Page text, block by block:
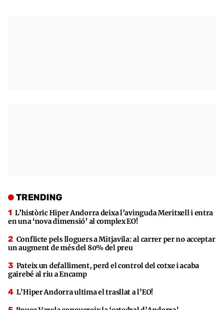
TRENDING
L’històric Hiper Andorra deixa l’avinguda Meritxell i entra
en una ‘nova dimensió’ al complex EO!
Conflicte pels lloguers a Mitjavila: al carrer per no acceptar
un augment de més del 80% del preu
Pateix un defalliment, perd el control del cotxe i acaba
gairebé al riu a Encamp
L’Hiper Andorra ultima el trasllat a l’EO!